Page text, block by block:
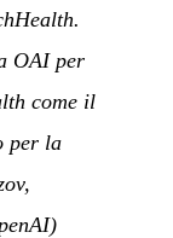
OAI per
come il
per la
)